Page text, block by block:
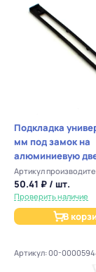
Подкладка
мм под замок на
алюминиевую
Артикул
50.41 ₽ / шт.
Проверить наличие
В
Артикул: 00-